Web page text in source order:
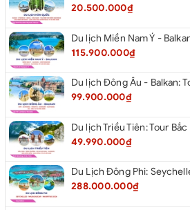
20.500.000₫
115.900.000₫
99.900.000₫
49.990.000₫
288.000.000₫